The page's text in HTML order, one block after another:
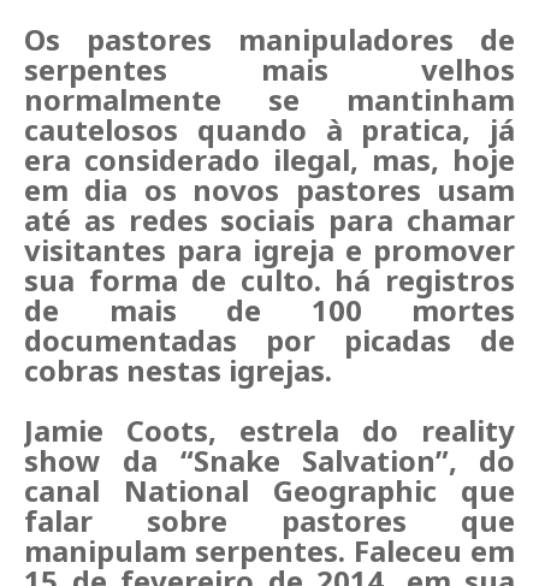
Os pastores manipuladores de
serpentes mais velhos
normalmente se mantinham
cautelosos quando à pratica, já
era considerado ilegal, mas, hoje
em dia os novos pastores usam
até as redes sociais para chamar
visitantes para igreja e promover
sua forma de culto. há registros
de mais de 100 mortes
documentadas por picadas de
cobras nestas igrejas.
Jamie Coots, estrela do reality
show da “Snake Salvation”, do
canal National Geographic que
falar sobre pastores que
manipulam serpentes. Faleceu em